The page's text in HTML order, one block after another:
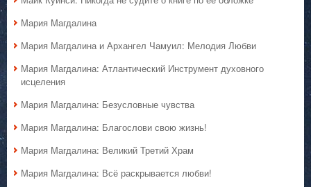
Мария Магдалина
Мария Магдалина и Архангел Чамуил: Мелодия Любви
Мария Магдалина: Атлантический Инструмент духовного
исцеления
Мария Магдалина: Безусловные чувства
Мария Магдалина: Благослови свою жизнь!
Мария Магдалина: Великий Третий Храм
Мария Магдалина: Всё раскрывается любви!